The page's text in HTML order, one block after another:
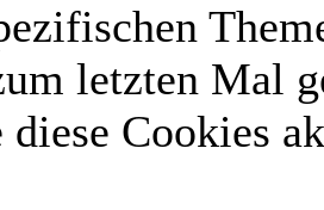
letzten Mal
diese Cookies